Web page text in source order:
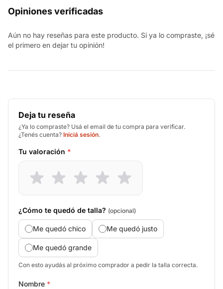
Opiniones verificadas
Aún no hay reseñas para este producto. Si ya lo compraste, ¡sé
el primero en dejar tu opinión!
Deja tu reseña
¿Ya lo compraste? Usá el email de tu compra para verificar.
¿Tenés cuenta? Iniciá sesión.
Tu valoración *
¿Cómo te quedó de talla? (opcional)
Me quedó chico Me quedó justo
Me quedó grande
Con esto ayudás al próximo comprador a pedir la talla correcta.
Nombre *